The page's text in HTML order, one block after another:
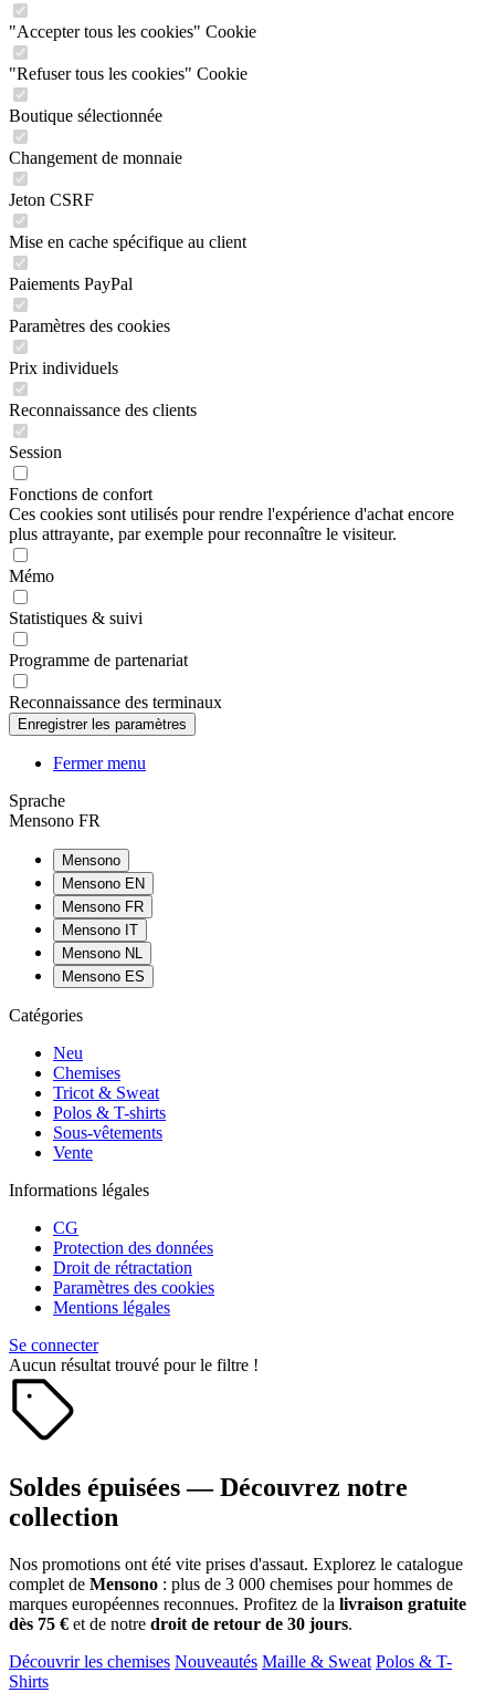
"Accepter tous les cookies" Cookie
"Refuser tous les cookies" Cookie
Boutique sélectionnée
Changement de monnaie
Jeton CSRF
Mise en cache spécifique au client
Paiements PayPal
Paramètres des cookies
Prix individuels
Reconnaissance des clients
Session
Fonctions de confort
Ces cookies sont utilisés pour rendre l'expérience d'achat encore
plus attrayante, par exemple pour reconnaître le visiteur.
Mémo
Statistiques & suivi
Programme de partenariat
Reconnaissance des terminaux
Fermer menu
Sprache
Mensono FR
Mensono
Mensono EN
Mensono FR
Mensono IT
Mensono NL
Mensono ES
Catégories
Neu
Chemises
Tricot & Sweat
Polos & T-shirts
Sous-vêtements
Vente
Informations légales
CG
Protection des données
Droit de rétractation
Paramètres des cookies
Mentions légales
Se connecter
Aucun résultat trouvé pour le filtre !
Soldes épuisées — Découvrez notre
collection
Nos promotions ont été vite prises d'assaut. Explorez le catalogue
complet de Mensono : plus de 3 000 chemises pour hommes de
marques européennes reconnues. Profitez de la livraison gratuite
dès 75 € et de notre droit de retour de 30 jours.
Découvrir les chemises Nouveautés Maille & Sweat Polos & T-
Shirts